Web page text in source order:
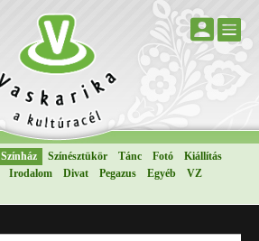
Színház Színésztükör Tánc Fotó
Kiállítás
Irodalom Divat Pegazus Egyéb
VZ